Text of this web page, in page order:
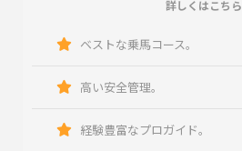
詳しくはこちら
ベストな乗馬コース。
高い安全管理。
経験豊富なプロガイド。